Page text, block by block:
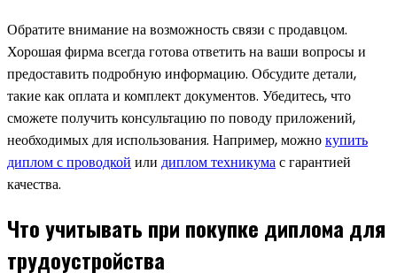
Обратите внимание на возможность связи с продавцом.
Хорошая фирма всегда готова ответить на ваши вопросы и
предоставить подробную информацию. Обсудите детали,
такие как оплата и комплект документов. Убедитесь, что
сможете получить консультацию по поводу приложений,
необходимых для использования. Например, можнокупить
диплом с проводкой или диплом техникумас гарантией
качества.
Что учитывать при покупке диплома для
трудоустройства